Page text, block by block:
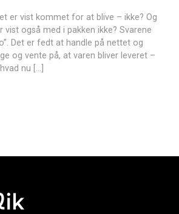
er vist kommet for at blive – ikke? Og
vist også med i pakken ikke? Svarene
Det er fedt at handle på nettet og
og vente på, at varen bliver leveret –
nu […]